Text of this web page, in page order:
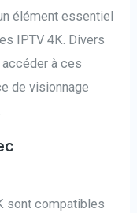
élément essentiel
IPTV 4K. Divers
à ces
de visionnage
sont compatibles